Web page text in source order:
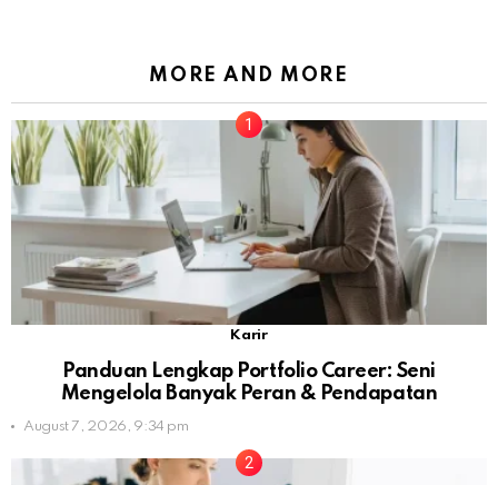
MORE AND MORE
Karir
Panduan Lengkap Portfolio Career: Seni
Mengelola Banyak Peran & Pendapatan
August 7, 2026, 9:34 pm